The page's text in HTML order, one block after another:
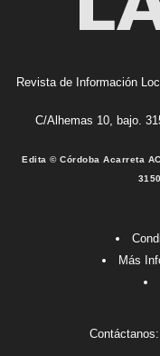
Revista de Información
C/Alhemas 10, bajo.
Edita © Córdoba Acarreta
Más
Contáctanos: